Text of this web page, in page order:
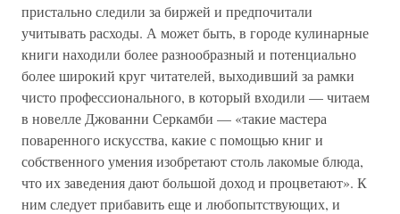
пристально следили за биржей и предпочитали
учитывать расходы. А может быть, в городе кулинарные
книги находили более разнообразный и потенциально
более широкий круг читателей, выходивший за рамки
чисто профессионального, в который входили — читаем
в новелле Джованни Серкамби — «такие мастера
поваренного искусства, какие с помощью книг и
собственного умения изобретают столь лакомые блюда,
что их заведения дают большой доход и процветают». К
ним следует прибавить еще и любопытствующих, и